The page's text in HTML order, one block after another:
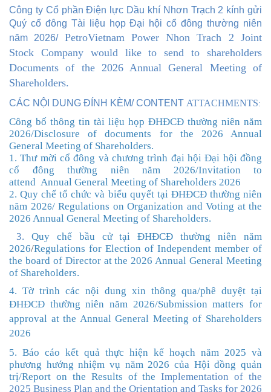
Công ty Cổ phần Điện lực Dầu khí Nhơn Trạch 2 kính gửi
Quý cổ đông Tài liệu họp Đại hội cổ đông thường niên
năm 2026/ PetroVietnam Power Nhon Trach 2 Joint
Stock Companywould like to send to shareholders
Documents of the 2026 Annual General Meeting of
Shareholders.
CÁC NỘI DUNG ĐÍNH KÈM/ CONTENT ATTACHMENTS:
Công bố thông tin tài liệu họp ĐHĐCĐ thường niên năm
2026/Disclosure of documents for the 2026 Annual
General Meeting of Shareholders.
1. Thư mời cổ đông và chương trình đại hội Đại hội đồng
cổ đông thường niên năm 2026/Invitation to
attend Annual General Meeting of Shareholders 2026
2. Quy chế tổ chức và biểu quyết tại ĐHĐCĐ thường niên
năm 2026/ Regulations on Organization and Voting at the
2026 Annual General Meeting of Shareholders.
3. Quy chế bầu cửtại ĐHĐCĐ thường niên năm
2026/Regulations for Election of Independent member of
the board of Director at the 2026 Annual General Meeting
of Shareholders.
4. Tờ trình các nội dung xin thông qua/phê duyệt tại
ĐHĐCĐ thường niên năm 2026/Submission matters for
approval at the Annual General Meeting of Shareholders
2026
5. Báo cáo kết quả thực hiện kế hoạch năm 2025 và
phương hướng nhiệm vụ năm 2026 của Hội đồng quản
trị/Report on the Results of the Implementation of the
2025 Business Plan and the Orientation and Tasks for 2026